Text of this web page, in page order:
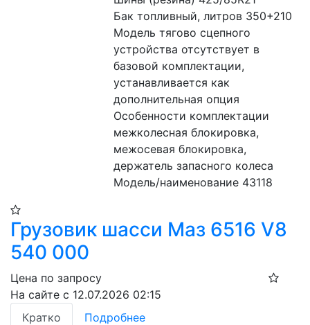
Бак топливный, литров 350+210
Модель тягово сцепного
устройства отсутствует в
базовой комплектации,
устанавливается как
дополнительная опция
Особенности комплектации
межколесная блокировка,
межосевая блокировка,
держатель запасного колеса
Модель/наименование 43118
Грузовик шасси Маз 6516 V8
540 000
Цена по запросу
На сайте с 12.07.2026 02:15
Кратко
Подробнее